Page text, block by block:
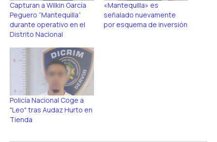
Capturan a Wilkin García
Peguero “Mantequilla”
durante operativo en el
Distrito Nacional
«Mantequilla» es
señalado nuevamente
por esquema de inversión
Policía Nacional Coge a
"Leo" tras Audaz Hurto en
Tienda